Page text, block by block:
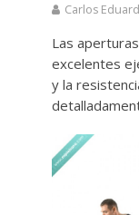
Carlos
Las
excelentes
y la